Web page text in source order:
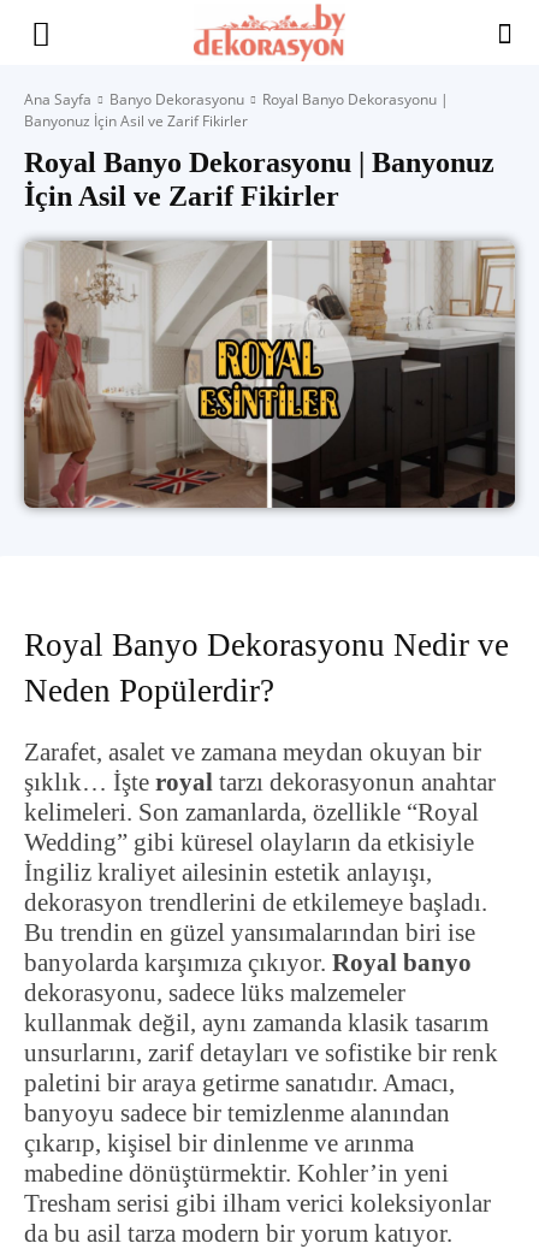
Yaşam
İlham
Ana Sayfa Banyo Dekorasyonu
Royal Banyo Dekorasyonu |
Banyonuz İçin Asil ve Zarif Fikirler
Royal Banyo Dekorasyonu | Banyonuz
İçin Asil ve Zarif Fikirler
Royal Banyo Dekorasyonu Nedir ve
Neden Popülerdir?
Zarafet, asalet ve zamana meydan okuyan bir
şıklık… İşte royal tarzı dekorasyonun anahtar
kelimeleri. Son zamanlarda, özellikle “Royal
Wedding” gibi küresel olayların da etkisiyle
İngiliz kraliyet ailesinin estetik anlayışı,
dekorasyon trendlerini de etkilemeye başladı.
Bu trendin en güzel yansımalarından biri ise
banyolarda karşımıza çıkıyor. Royal banyo
dekorasyonu, sadece lüks malzemeler
kullanmak değil, aynı zamanda klasik tasarım
unsurlarını, zarif detayları ve sofistike bir renk
paletini bir araya getirme sanatıdır. Amacı,
banyoyu sadece bir temizlenme alanından
çıkarıp, kişisel bir dinlenme ve arınma
mabedine dönüştürmektir. Kohler’in yeni
Tresham serisi gibi ilham verici koleksiyonlar
da bu asil tarza modern bir yorum katıyor.